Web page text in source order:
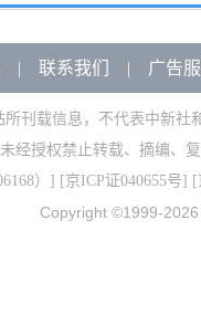
| 联系我们 | 广告
所刊载信息，不代表中新社
未经授权禁止转载、摘编、
） ] [京ICP证040655号] [
Copyright ©1999-